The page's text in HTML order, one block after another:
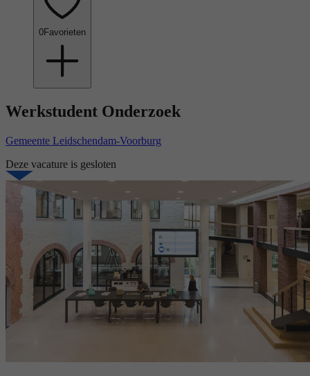
0Favorieten
Werkstudent Onderzoek
Gemeente Leidschendam-Voorburg
Deze vacature is gesloten